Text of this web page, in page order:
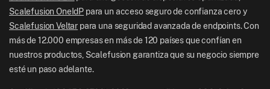
India: +91-63694-45500
Scalefusion OneIdP para un acceso seguro de confianza cero y
Scalefusion Veltar para una seguridad avanzada de endpoints. Con
más de 12.000 empresas en más de 120 países que confían en
nuestros productos, Scalefusion garantiza que su negocio siempre
esté un paso adelante.